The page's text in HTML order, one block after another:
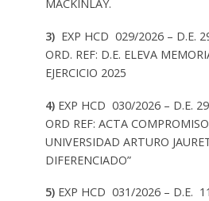
MACKINLAY.
3) EXP HCD 029/2026 – D.E.
ORD. REF: D.E. ELEVA
EJERCICIO 2025
4)EXP HCD 030/2026 – D.E.
ORD REF: ACTA
UNIVERSIDAD ARTURO
DIFERENCIADO”
5)EXP HCD 031/2026 – D.E.